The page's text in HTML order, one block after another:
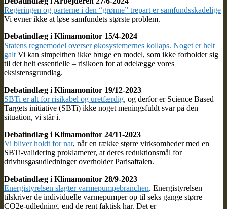
Regeringen og parterne i den “grønne” trepart er samfundsskadelige
Vi evner ikke at løse samfundets største problem.
Debatindlæg i Klimamonitor 15/4-2024
Statens regnemodel overser økosystemernes kollaps. Noget er helt
galt Vi kan simpelthen ikke bruge en model, som ikke forholder sig
til det helt essentielle – risikoen for at ødelægge vores
eksistensgrundlag.
Debatindlæg i Klimamonitor 19/12-2023
SBTi er alt for risikabel og uretfærdig, og derfor er Science Based
Targets initiative (SBTi) ikke noget meningsfuldt svar på den
situation, vi står i.
Debatindlæg i Klimamonitor 24/11-2023
Vi bliver holdt for nar, når en række større virksomheder med en
SBTi-validering proklamerer, at deres reduktionsmål for
drivhusgasudledninger overholder Parisaftalen.
Debatindlæg i Klimamonitor 28/9-2023
Energistyrelsen slagter varmepumpebranchen. Energistyrelsen
tilskriver de individuelle varmepumper op til seks gange større
CO2e-udledning, end de rent faktisk har. Det er